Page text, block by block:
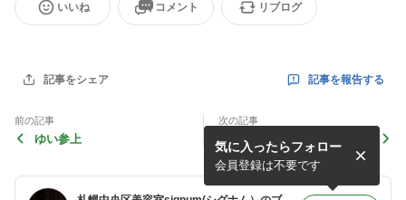
いいね コメント リブログ
記事をシェア 記事を報告する
前の記事
ゆい参上
次の記事
25歳になりました！♡
気に入ったらフォロー
会員登録は不要です